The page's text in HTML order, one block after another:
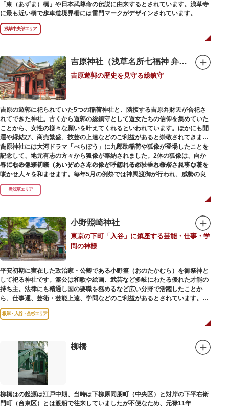
「東（あずま）橋」や日本武尊命の伝説に由来するとされています。浅草寺
に最も近い橋で歩車道境界柵には雷門マークがデザインされています。
浅草中央部エリア
吉原神社（浅草名所七福神 弁財天）
吉原遊郭の歴史を見守る総鎮守
吉原の遊郭に祀られていた5つの稲荷神社と、隣接する吉原弁財天が合祀さ
れてできた神社。古くから遊郭の総鎮守として遊女たちの信仰を集めていた
ことから、女性の様々な願いを叶えてくれるといわれています。ほかにも開
運や縁結び、商売繁盛、技芸の上達などのご利益があると崇敬されてきまし
た。
春になると逢初桜（あいぞめさくら）と呼ばれるが枝垂れ桜が、見事な花を
咲かせ人々を和ませます。毎年5月の例祭では神輿渡御が行われ、威勢の良
い掛け声とともに各町は活気にあふれます。
吉原弁財天は浅草名所七福神の一社・弁財天にあたり、七福神に関する授与
吉原神社には大河ドラマ「べらぼう」に九郎助稲荷や狐像が登場したことを
記念して、地元有志の方々から狐像が奉納されました。2体の狐像は、向か
って右の像が「逢（あい）」、左の像が「初（そめ）」と命名されていま
す。
奥浅草エリア
小野照崎神社
東京の下町「入谷」に鎮座する芸能・仕事・学
問の神様
平安初期に実在した政治家・公卿である小野篁（おのたかむら）を御祭神と
して祀る神社です。篁公は和歌や絵画、武芸など多岐にわたる優れた才能の
持ち主。法律にも精通し国の要職を務めるなど広い分野で活躍したことか
ら、仕事運、芸術・芸能上達、学問などのご利益があるとされています。
境内には、国の重要有形民俗文化財であるミニチュアの富士山「富士塚」
や、日本三大に数えられる「庚申塚」、昭和を代表する囲碁棋士・藤沢秀行
印は、うっとりするほど美しいデザインで人気を博しています。
江戸後期には、学問の神様である菅原道真公も回向院より遷され、境内にあ
る末社を含めて15柱もの神様が祀られています。俳優の渥美清が願をかけた
神社としても知られ、映画「男はつらいよ」で寅さんが首にかけているお守
りは、ここ小野照崎神社のものです。
根岸・入谷・金杉エリア
柳橋
柳橋はの起源は江戸中期、当時は下柳原同朋町（中央区）と対岸の下平右衛
門町（台東区）とは渡船で往来していましたが不便なため、元禄11年